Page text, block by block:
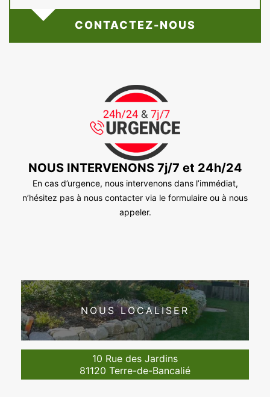
CONTACTEZ-NOUS
NOUS INTERVENONS 7j/7 et 24h/24
En cas d’urgence, nous intervenons dans l’immédiat,
n’hésitez pas à nous contacter via le formulaire ou à nous
appeler.
NOUS LOCALISER
10 Rue des Jardins
81120 Terre-de-Bancalié